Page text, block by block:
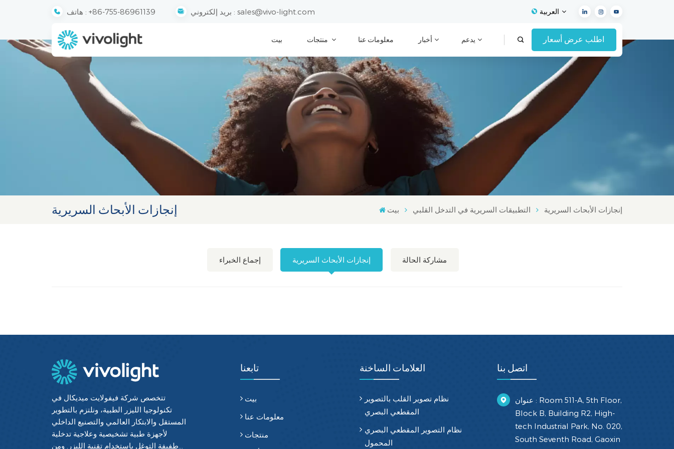
هاتف : +86-755-86961139 بريد إلكتروني : sales@vivo-light.com العربية
English
Español
Italiano
العربية
بيت معلومات عنا أخبار يدعم اطلب عرض أسعار
إنجازات الأبحاث السريرية بيت التطبيقات السريرية في التدخل القلبي إنجازات الأبحاث السريرية
إجماع الخبراء إنجازات الأبحاث السريرية مشاركة الحالة
تتخصص شركة فيفولايت ميديكال في
تكنولوجيا الليزر الطبية، ونلتزم بالتطوير
المستقل والابتكار العالمي والتصنيع الداخلي
لأجهزة طبية تشخيصية وعلاجية تدخلية
طفيفة التوغل باستخدام تقنية الليزر. ومن
تابعنا
بيت
معلومات عنا
منتجات
العلامات الساخنة
نظام تصوير القلب بالتصوير
المقطعي البصري
نظام التصوير المقطعي البصري
المحمول
اتصل بنا
عنوان : Room 511-A, 5th Floor,
Block B, Building R2, High-
tech Industrial Park, No. 020,
South Seventh Road, Gaoxin